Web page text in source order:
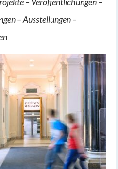
– Ausstellungen –